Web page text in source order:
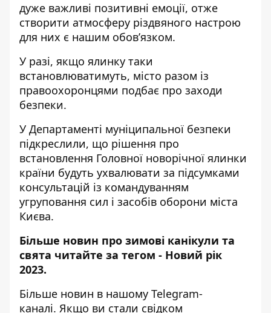
дуже важливі позитивні емоції, отже
створити атмосферу різдвяного настрою
для них є нашим обов’язком.
У разі, якщо ялинку таки
встановлюватимуть, місто разом із
правоохоронцями подбає про заходи
безпеки.
У Департаменті муніципальної безпеки
підкреслили, що рішення про
встановлення Головної новорічної ялинки
країни будуть ухвалювати за підсумками
консультацій із командуванням
угруповання сил і засобів оборони міста
Києва.
Більше новин про зимові канікули та
свята читайте за тегом - Новий рік
2023.
Більше новин в нашому Telegram-
каналі. Якщо ви стали свідком